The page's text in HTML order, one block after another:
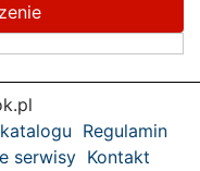
Regulamin
serwisy Kontakt